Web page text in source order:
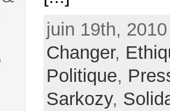
juin 19th,
Changer,
Politique,
Sarkozy,